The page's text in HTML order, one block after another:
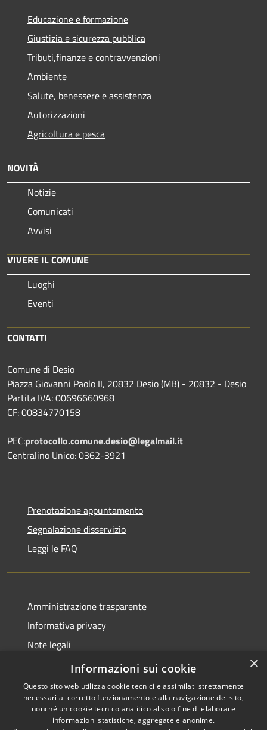
Educazione e formazione
Giustizia e sicurezza pubblica
Tributi,finanze e contravvenzioni
Ambiente
Salute, benessere e assistenza
Autorizzazioni
Agricoltura e pesca
NOVITÀ
Notizie
Comunicati
Avvisi
VIVERE IL COMUNE
Luoghi
Eventi
CONTATTI
Comune di Desio
Piazza Giovanni Paolo II, 20832 Desio (MB) - 20832 - Desio
Partita IVA: 00696660968
CF: 00834770158
PEC:protocollo.comune.desio@legalmail.it
Centralino Unico: 0362-3921
Prenotazione appuntamento
Segnalazione disservizio
Leggi le FAQ
Amministrazione trasparente
Informativa privacy
Note legali
Dichiarazione di accessibilità
Copyright © 2026 • Comune di
×
Informazioni sui cookie
Questo sito web utilizza cookie tecnici e assimilati strettamente
necessari al corretto funzionamento e alla navigazione del sito,
nonché un cookie tecnico analitico al solo fine di elaborare
informazioni statistiche, aggregate e anonime.